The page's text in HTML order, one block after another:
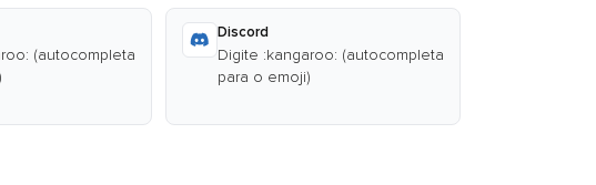
(autocompleta
Discord
Digite :kangaroo: (autocompleta
para o emoji)